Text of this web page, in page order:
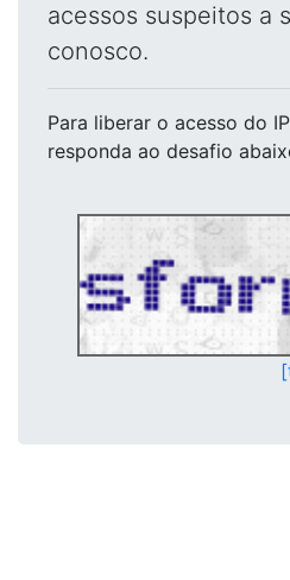
acessos suspeitos a
conosco.
Para liberar o acesso do IP
responda ao desafio